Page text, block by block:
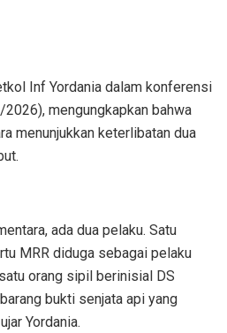
Inf Yordania dalam konferensi
mengungkapkan bahwa
menunjukkan keterlibatan dua
ada dua pelaku. Satu
MRR diduga sebagai pelaku
orang sipil berinisial DS
bukti senjata api yang
Yordania.